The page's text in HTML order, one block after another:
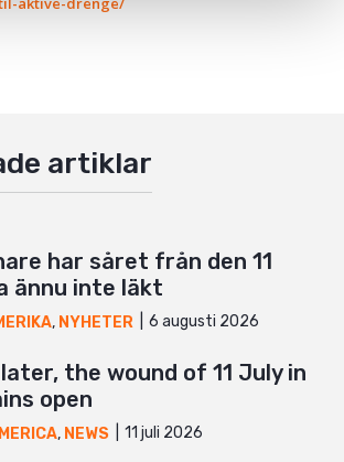
artiklar
har såret från den 11
ännu inte läkt
, NYHETER 6 augusti 2026
the wound of 11 July in
open
, NEWS 11 juli 2026